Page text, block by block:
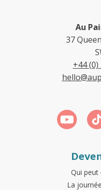
Au
37
+44
Qui peut
La